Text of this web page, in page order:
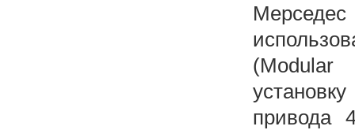
(Modular
привода